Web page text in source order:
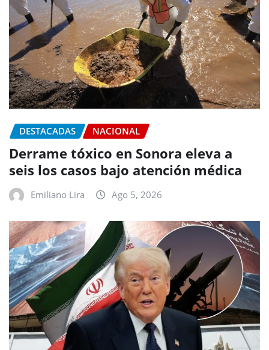
DESTACADAS NACIONAL
Derrame tóxico en Sonora eleva a
seis los casos bajo atención médica
Emiliano Lira Ago 5, 2026